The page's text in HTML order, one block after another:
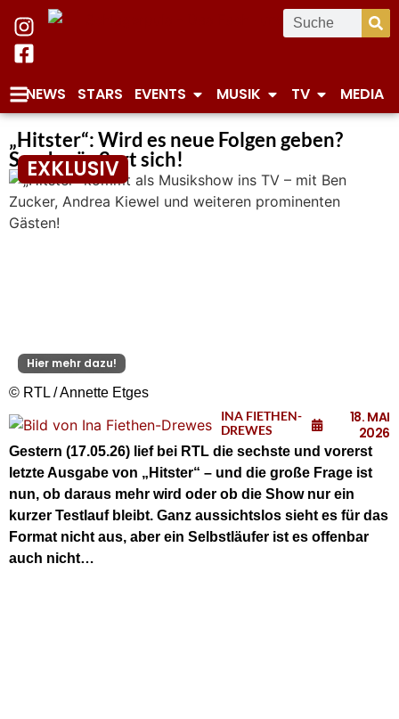
NEWS STARS EVENTS MUSIK TV MEDIA
„Hitster“: Wird es neue Folgen geben?
Sender äußert sich!
Hier mehr dazu!
EXKLUSIV
© RTL / Annette Etges
INA FIETHEN-
DREWES
18. MAI
2026
Gestern (17.05.26) lief bei RTL die sechste und vorerst
letzte Ausgabe von „Hitster“ – und die große Frage ist
nun, ob daraus mehr wird oder ob die Show nur ein
kurzer Testlauf bleibt. Ganz aussichtslos sieht es für das
Format nicht aus, aber ein Selbstläufer ist es offenbar
auch nicht…